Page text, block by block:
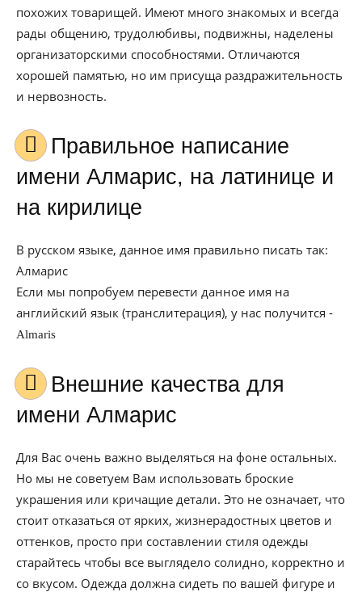
похожих товарищей. Имеют много знакомых и всегда
рады общению, трудолюбивы, подвижны, наделены
организаторскими способностями. Отличаются
хорошей памятью, но им присуща раздражительность
и нервозность.
Правильное написание
имени Алмарис, на латинице и
на кирилице
В русском языке, данное имя правильно писать так:
Алмарис
Если мы попробуем перевести данное имя на
английский язык (транслитерация), у нас получится -
Almaris
Внешние качества для
имени Алмарис
Для Вас очень важно выделяться на фоне остальных.
Но мы не советуем Вам использовать броские
украшения или кричащие детали. Это не означает, что
стоит отказаться от ярких, жизнерадостных цветов и
оттенков, просто при составлении стиля одежды
старайтесь чтобы все выглядело солидно, корректно и
со вкусом. Одежда должна сидеть по вашей фигуре и